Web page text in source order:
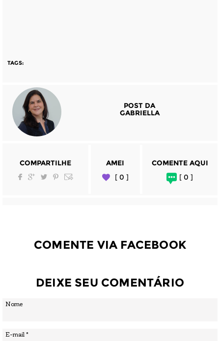
TAGS:
POST DA
GABRIELLA
COMPARTILHE
AMEI
[ 0 ]
COMENTE AQUI
[ 0 ]
COMENTE VIA FACEBOOK
DEIXE SEU COMENTÁRIO